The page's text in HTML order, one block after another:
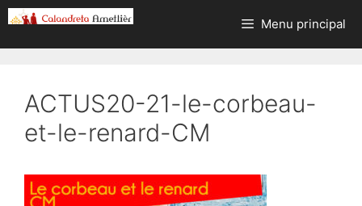
Aller
au
contenu
Menu principal
ACTUS20-21-le-corbeau-
et-le-renard-CM